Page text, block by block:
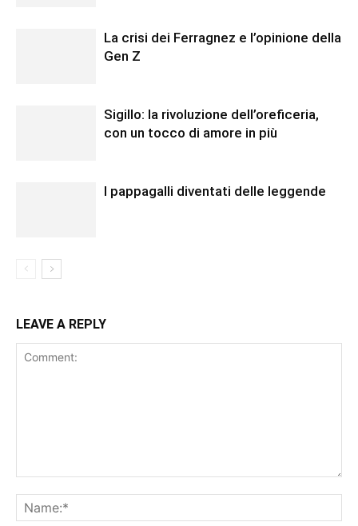
La crisi dei Ferragnez e l’opinione della
Gen Z
Sigillo: la rivoluzione dell’oreficeria,
con un tocco di amore in più
I pappagalli diventati delle leggende
LEAVE A REPLY